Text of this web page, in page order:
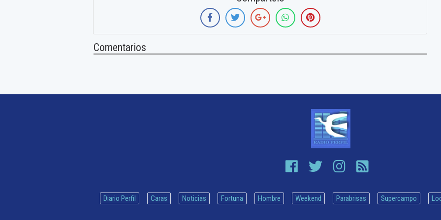
Comentarios
Diario Perfil Caras Noticias Fortuna Hombre Weekend Parabrisas Supercampo